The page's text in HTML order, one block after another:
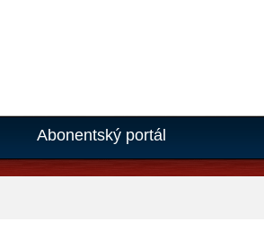
Abonentský portál